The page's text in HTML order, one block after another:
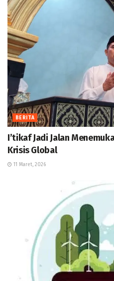
BERITA
I’tikaf Jadi Jalan
Krisis Global
11 Maret, 2026